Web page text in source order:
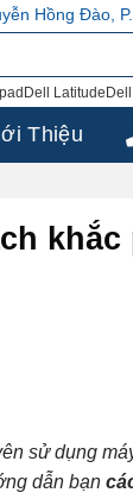
Hồ Chí Minh
Dell Latitude
Thiệu
khắc
sử dụng
dẫn bạn